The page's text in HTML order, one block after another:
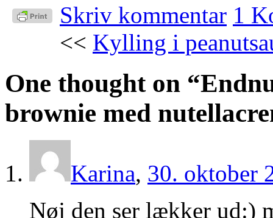
Skriv kommentar 1
<< Kylling i
One thought on “
brownie med
Karina, 30. oktober
Nøj den ser lækker ud:)